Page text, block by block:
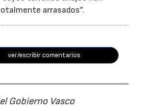
arrasados”.
ver/escribir comentarios
Gobierno Vasco